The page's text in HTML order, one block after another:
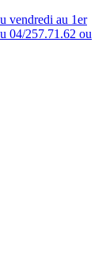
vendredi au 1er
04/257.71.62 ou